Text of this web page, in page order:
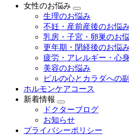
女性のお悩み
生理のお悩み
不妊・産前産後のお悩み
乳房・子宮・卵巣のお
更年期・閉経後のお悩み
疲労・アレルギー・心
美容のお悩み
ピルの心とカラダへの
ホルモンケアコース
新着情報
ドクターブログ
お知らせ
プライバシーポリシー